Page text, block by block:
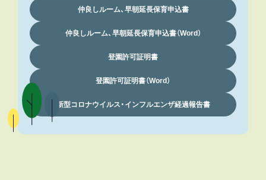
仲良しルーム、早朝延長保育申込書
仲良しルーム、早朝延長保育申込書（Word）
登園許可証明書
登園許可証明書（Word）
新型コロナウイルス・インフルエンザ経過報告書